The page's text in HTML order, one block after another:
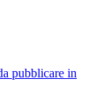
pubblicare in